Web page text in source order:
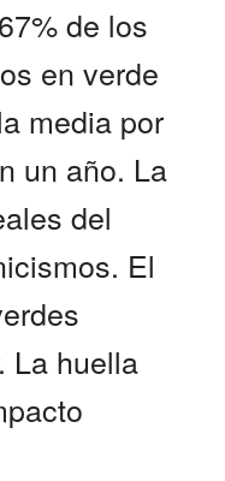
de los
en verde
media por
un año. La
del
El
La huella